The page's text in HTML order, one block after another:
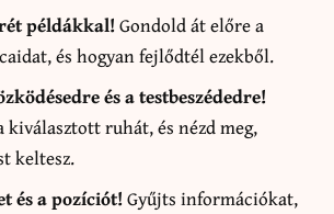
példákkal! Gondold át előre a
és hogyan fejlődtél ezekből.
és a testbeszédedre!
kiválasztott ruhát, és nézd meg,
keltesz.
és a pozíciót!Gyűjts információkat,